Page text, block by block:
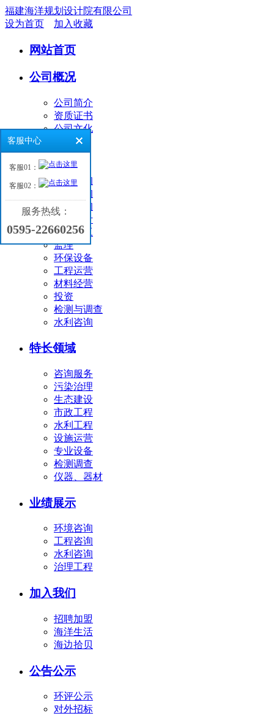
福建海洋规划设计院有限公司
设为首页
加入收藏
网站首页
公司概况
公司简介
资质证书
公司文化
业务领域
环境咨询
工程咨询
海洋咨询
工程设计
工程施工
监理
环保设备
工程运营
材料经营
投资
检测与调查
水利咨询
特长领域
咨询服务
污染治理
生态建设
市政工程
水利工程
设施运营
专业设备
检测调查
仪器、器材
业绩展示
环境咨询
工程咨询
水利咨询
治理工程
加入我们
招聘加盟
海洋生活
海边拾贝
公告公示
环评公示
对外招标
客服中心
客服01：
客服02：
服务热线：
0595-22660256